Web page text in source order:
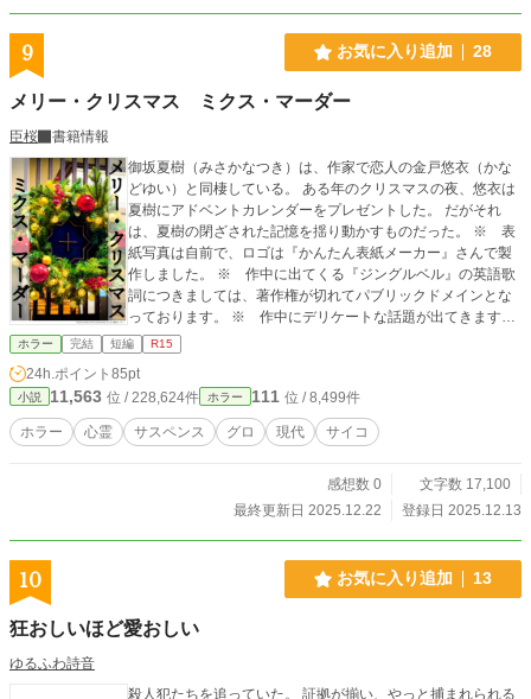
9 お気に入り追加 28
メリー・クリスマス ミクス・マーダー
臣桜
書籍情報
御坂夏樹（みさかなつき）は、作家で恋人の金戸悠衣（かな
どゆい）と同棲している。 ある年のクリスマスの夜、悠衣は
夏樹にアドベントカレンダーをプレゼントした。 だがそれ
は、夏樹の閉ざされた記憶を揺り動かすものだった。 ※ 表
紙写真は自前で、ロゴは『かんたん表紙メーカー』さんで製
作しました。 ※ 作中に出てくる『ジングルベル』の英語歌
詞につきましては、著作権が切れてパブリックドメインとな
っております。 ※ 作中にデリケートな話題が出てきます
が、それらの人々を否定する意図はありません。この作品は
フィクションです。 ※ 小説家になろう、カクヨム、エブリ
スタ、TALESにも転載しています。
ホラー 完結 短編 R15
24h.ポイント 85pt
小説 11,563 位 / 228,624件 ホラー 111 位 / 8,499件
ホラー 心霊 サスペンス グロ 現代 サイコ
感想数 0
文字数 17,100
最終更新日 2025.12.22
登録日 2025.12.13
10 お気に入り追加 13
狂おしいほど愛おしい
ゆるふわ詩音
殺人犯たちを追っていた。 証拠が揃い、やっと捕まれられる